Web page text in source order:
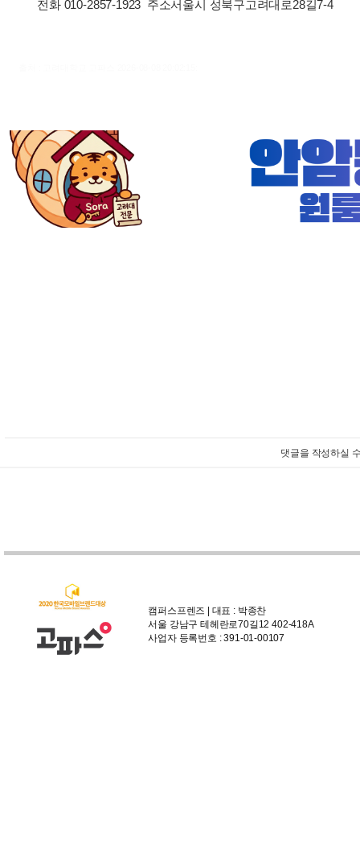
전화 010-2857-1923 주소서울시 성북구고려대로28길7-4
댓글을 작성하실
캠퍼스프렌즈 | 대표 : 박종찬
서울 강남구 테헤란로70길12 402-418A
사업자 등록번호 : 391-01-00107